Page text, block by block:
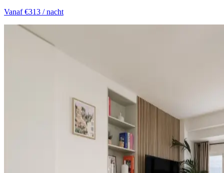
Vanaf €313 / nacht